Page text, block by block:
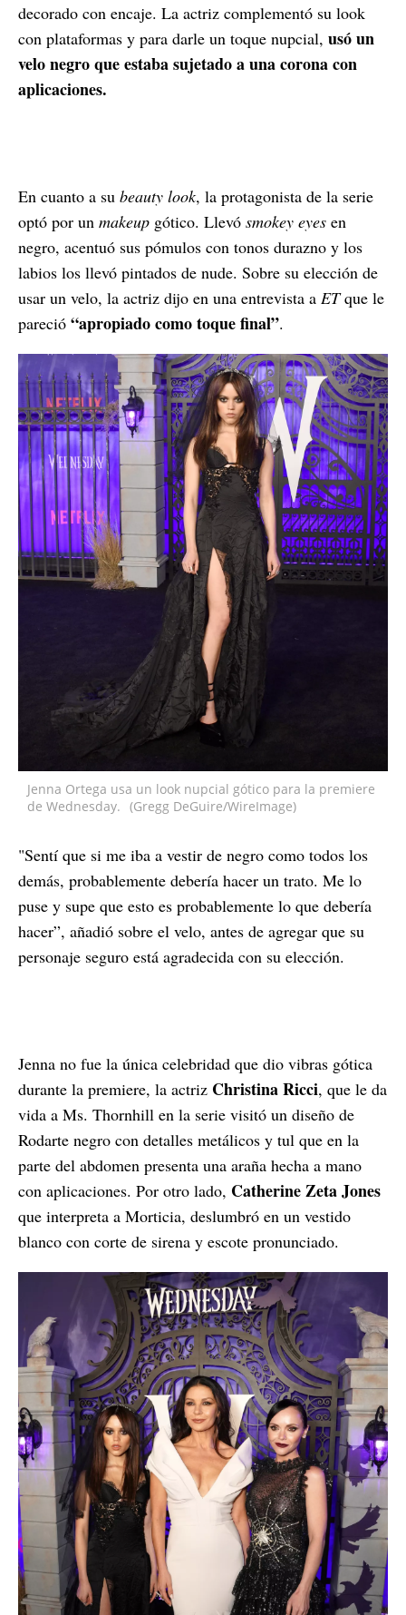
decorado con encaje. La actriz complementó su look
con plataformas y para darle un toque nupcial, usó un
velo negro que estaba sujetado a una corona con
aplicaciones.
En cuanto a su beauty look, la protagonista de la serie
optó por un makeup gótico. Llevó smokey eyes en
negro, acentuó sus pómulos con tonos durazno y los
labios los llevó pintados de nude. Sobre su elección de
usar un velo, la actriz dijo en una entrevista a ETque le
pareció “apropiado como toque final”.
Jenna Ortega usa un look nupcial gótico para la premiere
de Wednesday. (Gregg DeGuire/WireImage)
"Sentí que si me iba a vestir de negro como todos los
demás, probablemente debería hacer un trato. Me lo
puse y supe que esto es probablemente lo que debería
hacer”, añadió sobre el velo, antes de agregar que su
personaje seguro está agradecida con su elección.
Jenna no fue la única celebridad que dio vibras gótica
durante la premiere, la actriz Christina Ricci, que le da
vida a Ms. Thornhill en la serie visitó un diseño de
Rodarte negro con detalles metálicos y tul que en la
parte del abdomen presenta una araña hecha a mano
con aplicaciones. Por otro lado, Catherine Zeta Jones
que interpreta a Morticia, deslumbró en un vestido
blanco con corte de sirena y escote pronunciado.